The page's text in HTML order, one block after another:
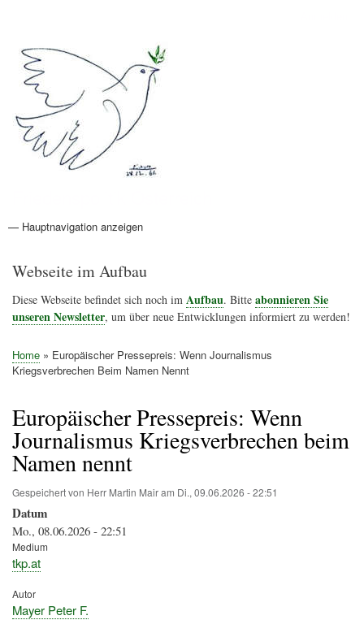
Hauptnavigation
— Hauptnavigation anzeigen
Aktionen
Friedensbewegung
Friedensprojekte
Home
Konflikte
Links
Narichtenlinks
News
Politik
Termine
Texte
Kunst
Friedensexperten
Friedensforschung
Friedensinitiativen
Friedensnachrichten
Webseite im Aufbau
Diese Webseite befindet sich noch im Aufbau. Bitte abonnieren Sie
unseren Newsletter, um über neue Entwicklungen informiert zu werden!
Pfadnavigation
Home
Europäischer Pressepreis: Wenn Journalismus
Kriegsverbrechen Beim Namen Nennt
Europäischer Pressepreis: Wenn
Journalismus Kriegsverbrechen beim
Namen nennt
Gespeichert von Herr Martin Mairam Di., 09.06.2026 - 22:51
Datum
Mo., 08.06.2026 - 22:51
Medium
tkp.at
Autor
Mayer Peter F.